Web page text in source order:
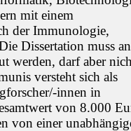
mit einem
der Immunologie,
Dissertation muss
werden, darf aber
versteht sich als
innen in
von 8.000
von einer